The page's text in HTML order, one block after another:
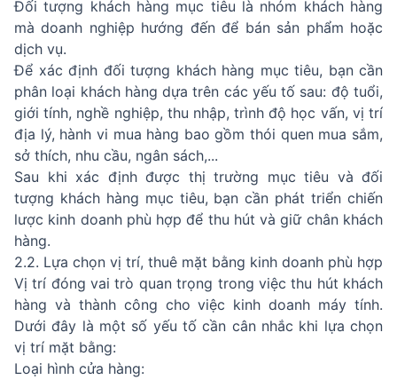
Đối tượng khách hàng mục tiêu là nhóm khách hàng
mà doanh nghiệp hướng đến để bán sản phẩm hoặc
dịch vụ.
Để xác định đối tượng khách hàng mục tiêu, bạn cần
phân loại khách hàng dựa trên các yếu tố sau: độ tuổi,
giới tính, nghề nghiệp, thu nhập, trình độ học vấn, vị trí
địa lý, hành vi mua hàng bao gồm thói quen mua sắm,
sở thích, nhu cầu, ngân sách,...
Sau khi xác định được thị trường mục tiêu và đối
tượng khách hàng mục tiêu, bạn cần phát triển chiến
lược kinh doanh phù hợp để thu hút và giữ chân khách
hàng.
2.2. Lựa chọn vị trí, thuê mặt bằng kinh doanh phù hợp
Vị trí đóng vai trò quan trọng trong việc thu hút khách
hàng và thành công cho việc kinh doanh máy tính.
Dưới đây là một số yếu tố cần cân nhắc khi lựa chọn
vị trí mặt bằng:
Loại hình cửa hàng: